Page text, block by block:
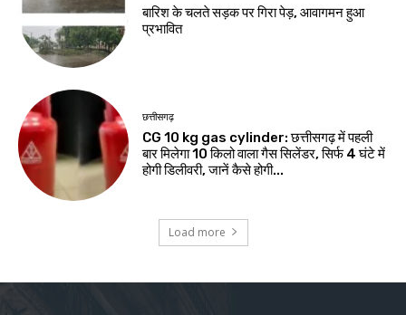
बारिश के चलते सड़क पर गिरा पेड़, आवागमन हुआ
प्रभावित
छत्तीसगढ़
CG 10 kg gas cylinder: छत्तीसगढ़ में पहली
बार मिलेगा 10 किलो वाला गैस सिलेंडर, सिर्फ 4 घंटे में
होगी डिलीवरी, जानें कैसे होगी...
Load more